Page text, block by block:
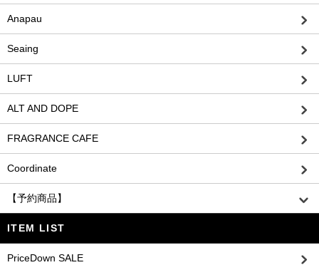
Anapau
Seaing
LUFT
ALT AND DOPE
FRAGRANCE CAFE
Coordinate
【予約商品】
ITEM LIST
PriceDown SALE